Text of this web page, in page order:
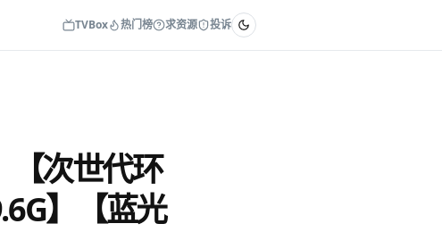
TVBox 热门榜 求资源 投诉
【次世代环
】【蓝光